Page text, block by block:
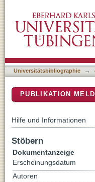
Universitätsbibliographie →
PUBLIKATION
Hilfe und Informationen
Stöbern
Dokumentanzeige
Erscheinungsdatum
Autoren